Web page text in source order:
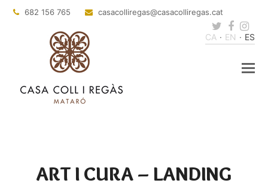
682 156 765 casacolliregas@casacolliregas.cat
Twitter
CA EN ES
ART I CURA – LANDING